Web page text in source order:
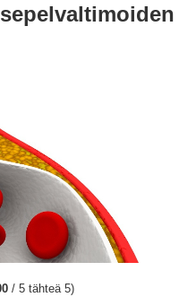
/ 5 tähteä 5)